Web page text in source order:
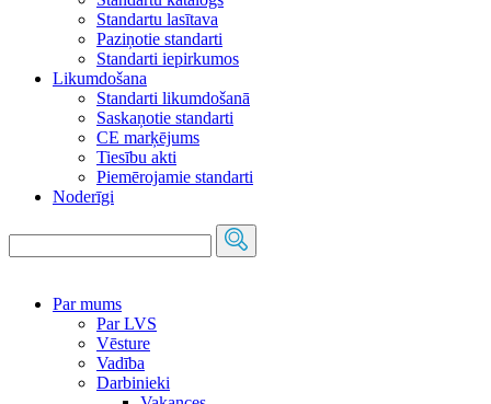
Standartu lasītava
Paziņotie standarti
Standarti iepirkumos
Likumdošana
Standarti likumdošanā
Saskaņotie standarti
CE marķējums
Tiesību akti
Piemērojamie standarti
Noderīgi
Par mums
Par LVS
Vēsture
Vadība
Darbinieki